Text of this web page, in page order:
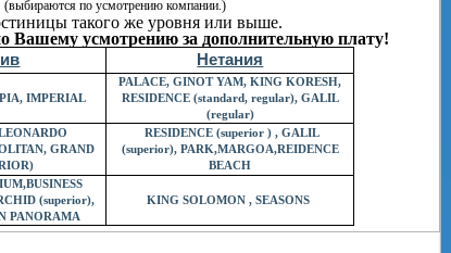
(выбираются по усмотрению компании.)
такого же уровня или выше.
Вашему усмотрению за дополнительную плату!
Нетания
PALACE, GINOT YAM, KING KORESH,
RESIDENCE (standard, regular), GALIL
(regular)
IMPERIAL
RESIDENCE (superior ) , GALIL
(superior), PARK,MARGOA,REIDENCE
BEACH
GRAND
KING SOLOMON , SEASONS
(superior),
PANORAMA